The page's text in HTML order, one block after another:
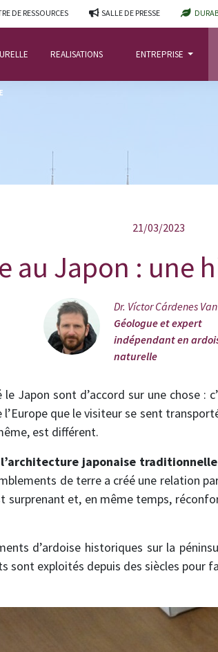
DE RESSOURCES SALLE DE PRESSE
REALISATIONS ENTREPRISE
21/03/2023
au Japon : une
Dr. Víctor Cárdenes
Géologue et expert
indépendant en
naturelle
Japon sont d’accord sur une chose :
que le visiteur se sent
est différent.
l’architecture japonaise traditionnelle
de terre a créé une relation
surprenant et, en même temps,
d’ardoise historiques sur la
sont exploités depuis des siècles pour